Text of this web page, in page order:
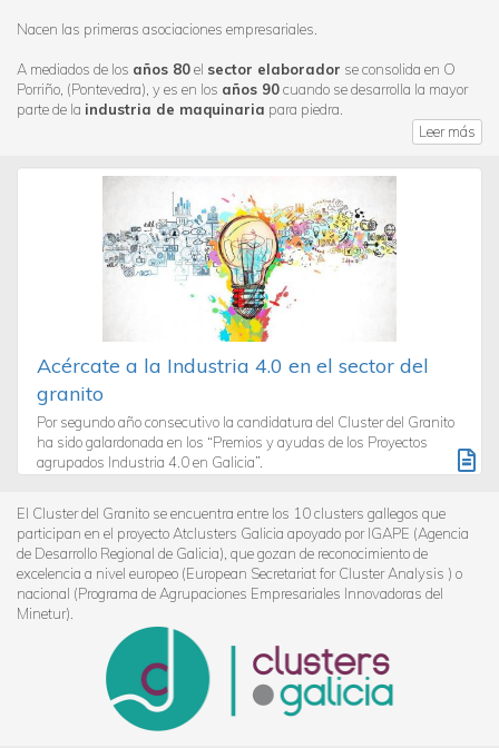
Nacen las primeras asociaciones empresariales.
A mediados de los años 80el sector elaborador se consolida en O
Porriño, (Pontevedra), y es en los años 90cuando se desarrolla la mayor
parte de la industria de maquinaria para piedra.
Leer más
Acércate a la Industria 4.0 en el sector del
granito
Por segundo año consecutivo la candidatura del Cluster del Granito
ha sido galardonada en los “Premios y ayudas de los Proyectos
agrupados Industria 4.0 en Galicia”.
El Cluster del Granito se encuentra entre los 10 clusters gallegos que
participan en el proyecto Atclusters Galicia apoyado por IGAPE (Agencia
de Desarrollo Regional de Galicia), que gozan de reconocimiento de
excelencia a nivel europeo (European Secretariat for Cluster Analysis ) o
nacional (Programa de Agrupaciones Empresariales Innovadoras del
Minetur).